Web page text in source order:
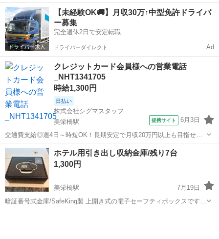
お値段つけていただけたらありがたいです もちろん、無料でも 持って
いっていただきたいです
沖縄 那覇市 美栄橋駅 家具 家財
【未経験OK🚚】月収30万↑中型免許ドライバ
ー募集
完全週休2日で安定転職
ドライバーダイレクト Ad
クレジットカード会員様への営業電話
_NHT1341705
時給1,300円
日払い
株式会社シグマスタッフ
美栄橋駅
提携サイト 6月3日
交通費支給◎週4日～時短OK！長期安定で月収20万円以上も目指せま
す☆ 当社では那覇市をはじめ、 北部・中部・南部のお仕事をご紹介し
ています！ 大手コールセンターや食品加工・販売企業 県内健診センタ
ー、県内大病院などで ...
沖縄 那覇市 美栄橋駅 電話対応
ホテル用引き出し収納金庫/残り7台
1,300円
美栄橋駅
7月19日
暗証番号式金庫/SafeKing製 上開き式の電子セーフティボックスです。